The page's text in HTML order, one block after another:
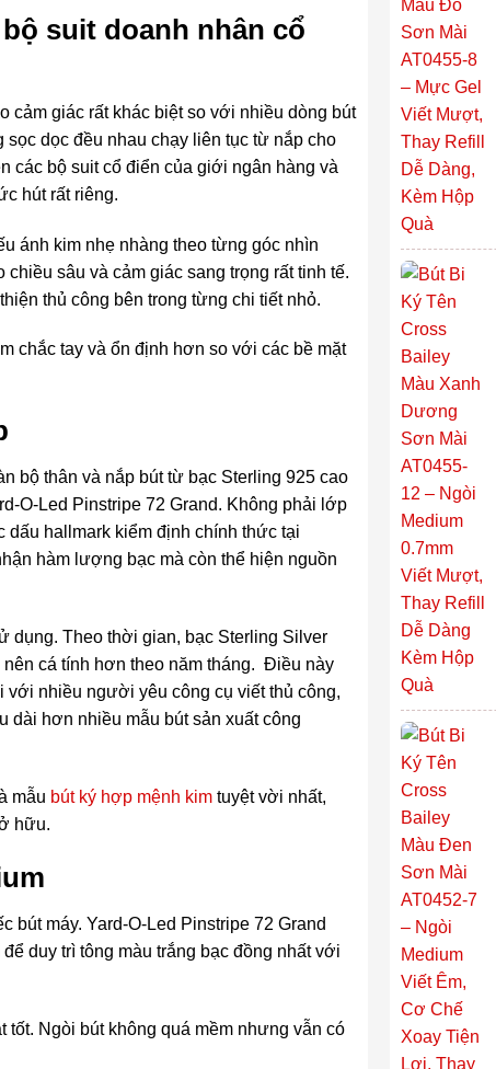
suit doanh nhân cổ
cảm giác rất khác biệt so với nhiều dòng bút
dọc đều nhau chạy liên tục từ nắp cho
các bộ suit cổ điển của giới ngân hàng và
hút rất riêng.
ánh kim nhẹ nhàng theo từng góc nhìn
sâu và cảm giác sang trọng rất tinh tế.
thủ công bên trong từng chi tiết nhỏ.
chắc tay và ổn định hơn so với các bề mặt
bộ thân và nắp bút từ bạc Sterling 925 cao
O-Led Pinstripe 72 Grand. Không phải lớp
dấu hallmark kiểm định chính thức tại
hàm lượng bạc mà còn thể hiện nguồn
dụng. Theo thời gian, bạc Sterling Silver
cá tính hơn theo năm tháng. Điều này
nhiều người yêu công cụ viết thủ công,
dài hơn nhiều mẫu bút sản xuất công
mẫu bút ký hợp mệnh kimtuyệt vời nhất,
hữu.
bút máy. Yard-O-Led Pinstripe 72 Grand
duy trì tông màu trắng bạc đồng nhất với
Ngòi bút không quá mềm nhưng vẫn có